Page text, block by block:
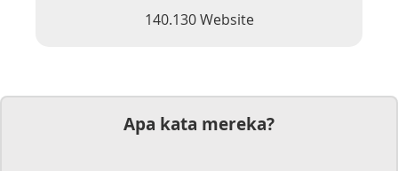
140.130 Website
Apa kata mereka?